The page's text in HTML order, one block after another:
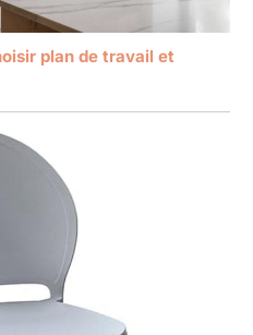
plan de travail et